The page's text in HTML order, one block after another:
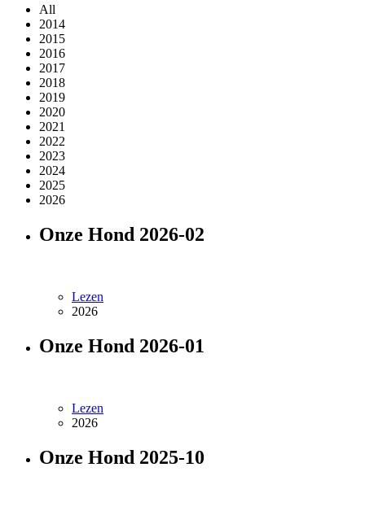
All
2014
2015
2016
2017
2018
2019
2020
2021
2022
2023
2024
2025
2026
Onze Hond 2026-02
Lezen
2026
Onze Hond 2026-01
Lezen
2026
Onze Hond 2025-10